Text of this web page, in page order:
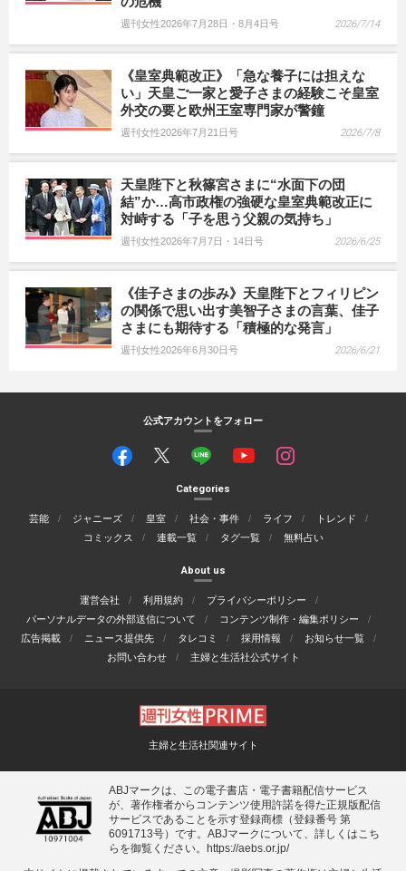
週刊女性2026年7月28日・8月4日号 2026/7/14
《皇室典範改正》「急な養子には担えな
い」天皇ご一家と愛子さまの経験こそ皇室
外交の要と欧州王室専門家が警鐘
週刊女性2026年7月21日号 2026/7/8
天皇陛下と秋篠宮さまに“水面下の団
結”か…高市政権の強硬な皇室典範改正に
対峙する「子を思う父親の気持ち」
週刊女性2026年7月7日・14日号 2026/6/25
《佳子さまの歩み》天皇陛下とフィリピン
の関係で思い出す美智子さまの言葉、佳子
さまにも期待する「積極的な発言」
週刊女性2026年6月30日号 2026/6/21
公式アカウントをフォロー
Categories
芸能 ジャニーズ 皇室 社会・事件 ライフ
トレンド
コミックス
連載一覧 タグ一覧 無料占い
About us
運営会社 利用規約
プライバシーポリシー
パーソナルデータの外部送信について
コンテンツ制作・編集ポリシー
広告掲載
ニュース提供先 タレコミ 採用情報
お知らせ一覧
お問い合わせ
主婦と生活社公式サイト
主婦と生活社関連サイト
ABJマークは、この電子書店・電子書籍配信サービス
が、著作権者からコンテンツ使用許諾を得た正規版配信
サービスであることを示す登録商標（登録番号 第
6091713号）です。ABJマークについて、詳しくはこち
らを御覧ください。 https://aebs.or.jp/